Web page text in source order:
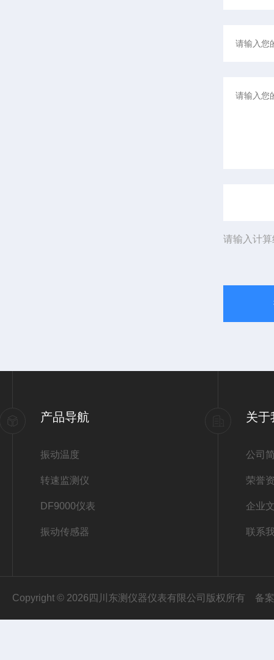
请输入计
产品导航
振动温度
转速监测仪
DF9000仪表
振动传感器
关于
公司
荣誉
企业
联系
Copyright © 2026四川东测仪器仪表有限公司版权所有 备